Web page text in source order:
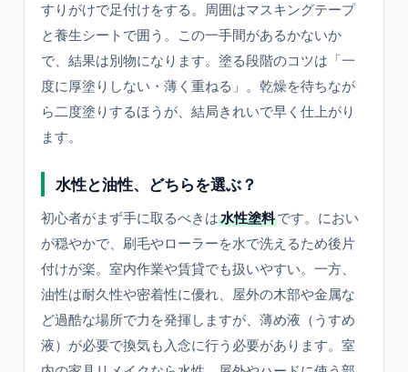
すりがけで足付けをする。周囲はマスキングテープ
と養生シートで囲う。この一手間があるかないか
で、結果は別物になります。塗る段階のコツは「一
度に厚塗りしない・薄く重ねる」。乾燥を待ちなが
ら二度塗りするほうが、結局きれいで早く仕上がり
ます。
水性と油性、どちらを選ぶ？
初心者がまず手に取るべきは水性塗料です。におい
が穏やかで、刷毛やローラーを水で洗えるため後片
付けが楽。室内作業や賃貸でも扱いやすい。一方、
油性は耐久性や密着性に優れ、屋外の木部や金属な
ど過酷な場所で力を発揮しますが、薄め液（うすめ
液）が必要で換気も入念に行う必要があります。室